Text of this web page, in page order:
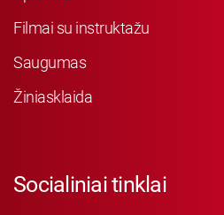
Filmai su instruktažu
Saugumas
Žiniasklaida
Socialiniai tinklai